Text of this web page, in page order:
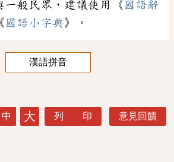
一般民眾，建議使用《 國語辭
國語小字典》。
漢語拼音
中 大 列 印 意見回饋